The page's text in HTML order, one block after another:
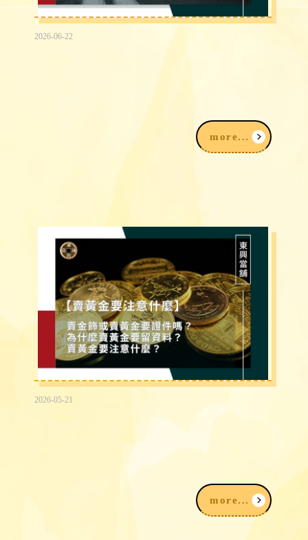
2026-06-22
more...
2026-05-21
備什麼？賣黃金注意事項一次看
more...